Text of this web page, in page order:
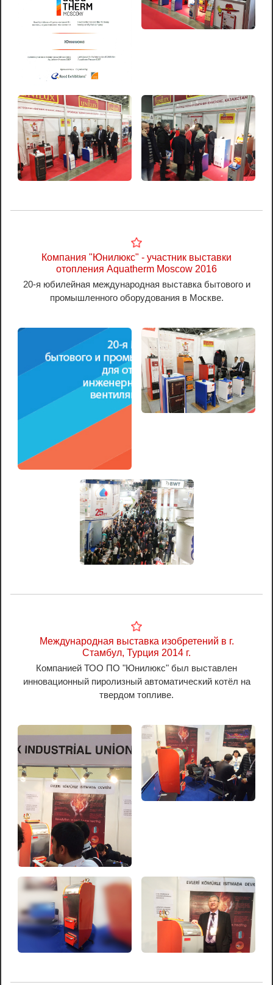
Компания "Юнилюкс" - участник выставки
отопления Aquatherm Moscow 2016
20-я юбилейная международная выставка бытового и
промышленного оборудования в Москве.
Международная выставка изобретений в г.
Стамбул, Турция 2014 г.
Компанией ТОО ПО "Юнилюкс" был выставлен
инновационный пиролизный автоматический котёл на
твердом топливе.